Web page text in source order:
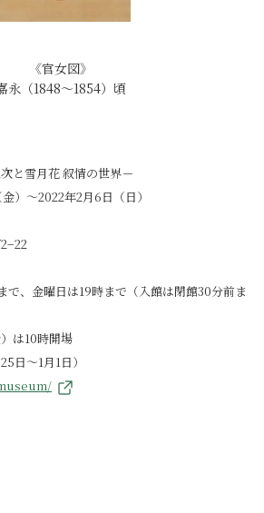
《官女図》
永（1848～1854）頃
と雪月花 叙情の世界－
）～2022年2月6日（日）
で、金曜日は19時まで（入館は閉館30分前ま
10時開場
日～1月1日）